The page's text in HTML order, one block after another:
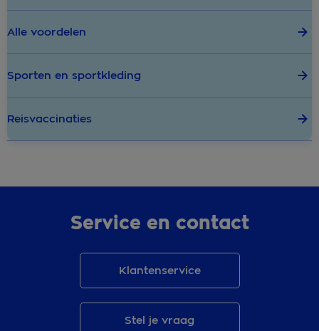
Alle voordelen
Sporten en sportkleding
Reisvaccinaties
Service en contact
Klantenservice
Stel je vraag